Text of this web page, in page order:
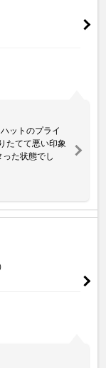
ットのプライ
たてて悪い印象
た状態でし